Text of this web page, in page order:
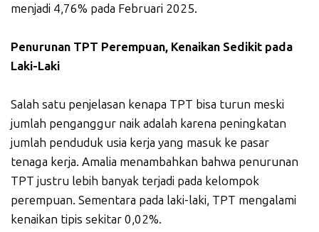
menjadi 4,76% pada Februari 2025.
Penurunan TPT Perempuan, Kenaikan Sedikit pada
Laki-Laki
Salah satu penjelasan kenapa TPT bisa turun meski
jumlah penganggur naik adalah karena peningkatan
jumlah penduduk usia kerja yang masuk ke pasar
tenaga kerja. Amalia menambahkan bahwa penurunan
TPT justru lebih banyak terjadi pada kelompok
perempuan. Sementara pada laki-laki, TPT mengalami
kenaikan tipis sekitar 0,02%.